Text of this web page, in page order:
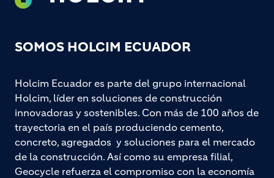
SOMOS HOLCIM ECUADOR
Holcim Ecuador es parte del grupo internacional
Holcim, líder en soluciones de construcción
innovadoras y sostenibles. Con más de 100 años de
trayectoria en el país produciendo cemento,
concreto, agregados y soluciones para el mercado
de la construcción. Así como su empresa filial,
Geocycle refuerza el compromiso con la economía